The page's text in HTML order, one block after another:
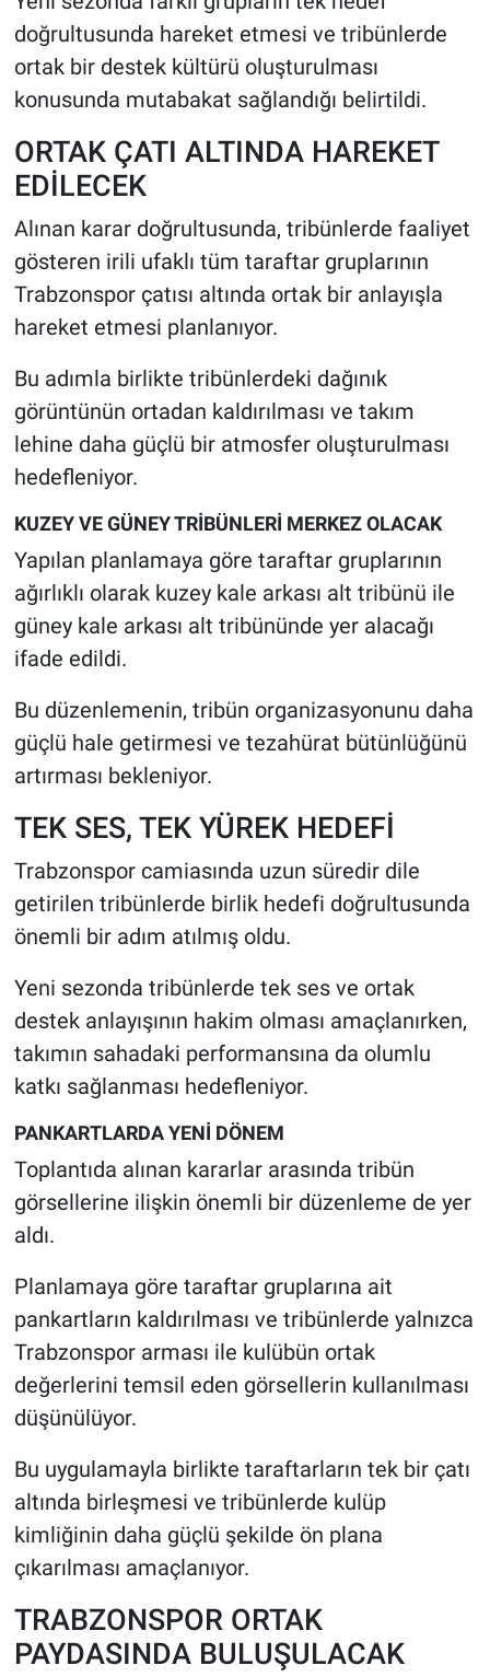
doğrultusunda hareket etmesi ve tribünlerde
ortak bir destek kültürü oluşturulması
konusunda mutabakat sağlandığı belirtildi.
ORTAK ÇATI ALTINDA HAREKET
EDİLECEK
Alınan karar doğrultusunda, tribünlerde faaliyet
gösteren irili ufaklı tüm taraftar gruplarının
Trabzonspor çatısı altında ortak bir anlayışla
hareket etmesi planlanıyor.
Bu adımla birlikte tribünlerdeki dağınık
görüntünün ortadan kaldırılması ve takım
lehine daha güçlü bir atmosfer oluşturulması
hedefleniyor.
KUZEY VE GÜNEY TRİBÜNLERİ MERKEZ OLACAK
Yapılan planlamaya göre taraftar gruplarının
ağırlıklı olarak kuzey kale arkası alt tribünü ile
güney kale arkası alt tribününde yer alacağı
ifade edildi.
Bu düzenlemenin, tribün organizasyonunu daha
güçlü hale getirmesi ve tezahürat bütünlüğünü
artırması bekleniyor.
TEK SES, TEK YÜREK HEDEFİ
Trabzonspor camiasında uzun süredir dile
getirilen tribünlerde birlik hedefi doğrultusunda
önemli bir adım atılmış oldu.
Yeni sezonda tribünlerde tek ses ve ortak
destek anlayışının hakim olması amaçlanırken,
takımın sahadaki performansına da olumlu
katkı sağlanması hedefleniyor.
PANKARTLARDA YENİ DÖNEM
Toplantıda alınan kararlar arasında tribün
görsellerine ilişkin önemli bir düzenleme de yer
aldı.
Planlamaya göre taraftar gruplarına ait
pankartların kaldırılması ve tribünlerde yalnızca
Trabzonspor arması ile kulübün ortak
değerlerini temsil eden görsellerin kullanılması
düşünülüyor.
Bu uygulamayla birlikte taraftarların tek bir çatı
altında birleşmesi ve tribünlerde kulüp
kimliğinin daha güçlü şekilde ön plana
çıkarılması amaçlanıyor.
TRABZONSPOR ORTAK
PAYDASINDA BULUŞULACAK